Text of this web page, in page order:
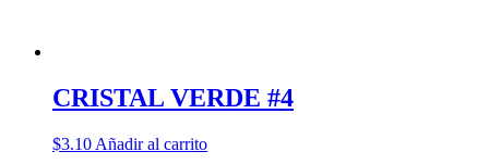
CRISTAL VERDE #4
$3.10 Añadir al carrito